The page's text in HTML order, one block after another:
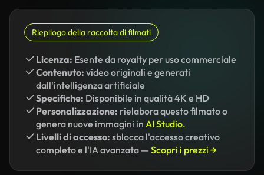
Riepilogo della raccolta di filmati
Licenza: Esente da royalty per uso commerciale
Contenuto: video originali e generati
dall'intelligenza artificiale
Specifiche: Disponibile in qualità 4K e HD
Personalizzazione: rielabora questo filmato o
genera nuove immagini in AI Studio.
Livelli di accesso: sblocca l'accesso creativo
completo e l'IA avanzata — Scopri i prezzi →